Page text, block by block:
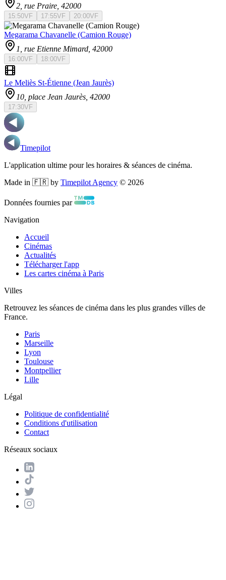
2, rue Praire , 42000
15:50VF 17:55VF 20:00VF
Megarama Chavanelle (Camion Rouge)
1, rue Etienne Mimard , 42000
16:00VF 18:00VF
Le Meliès St-Étienne (Jean Jaurès)
10, place Jean Jaurès , 42000
17:30VF
Timepilot
L'application ultime pour les horaires & séances de cinéma.
Made in 🇫🇷 by Timepilot Agency © 2026
Données fournies par
Navigation
Accueil
Cinémas
Actualités
Télécharger l'app
Les cartes cinéma à Paris
Villes
Retrouvez les séances de cinéma dans les plus grandes villes de
France.
Paris
Marseille
Lyon
Toulouse
Montpellier
Lille
Légal
Politique de confidentialité
Conditions d'utilisation
Contact
Réseaux sociaux